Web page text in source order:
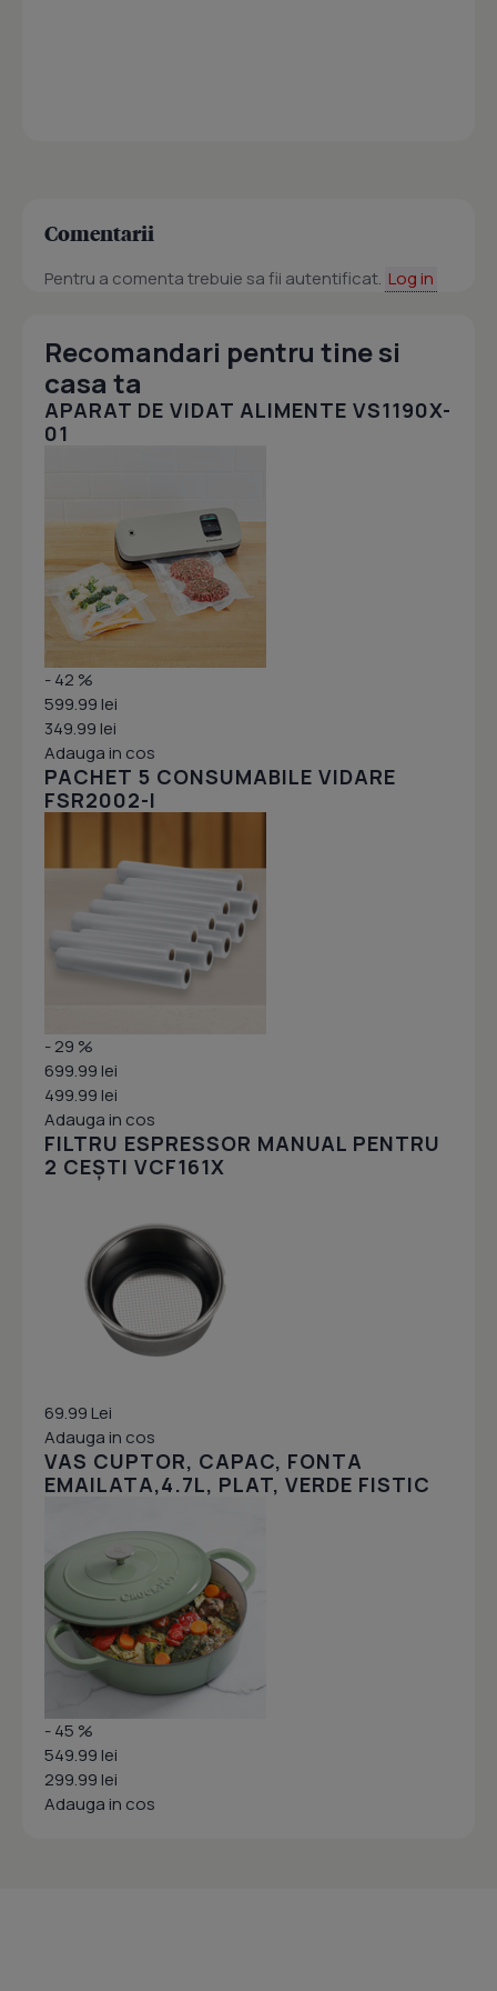
Comentarii
Pentru a comenta trebuie sa fii autentificat. Log in
Recomandari pentru tine si
casa ta
APARAT DE VIDAT ALIMENTE VS1190X-
01
- 42 %
599.99 lei
349.99 lei
Adauga in cos
PACHET 5 CONSUMABILE VIDARE
FSR2002-I
- 29 %
699.99 lei
499.99 lei
Adauga in cos
FILTRU ESPRESSOR MANUAL PENTRU
2 CEȘTI VCF161X
69.99 Lei
Adauga in cos
VAS CUPTOR, CAPAC, FONTA
EMAILATA,4.7L, PLAT, VERDE FISTIC
- 45 %
549.99 lei
299.99 lei
Adauga in cos